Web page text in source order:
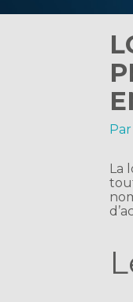
Par
La